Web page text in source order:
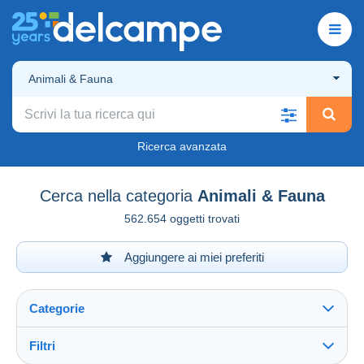
Animali & Fauna
Ricerca avanzata
Cerca nella categoria Animali & Fauna
562.654 oggetti trovati
Aggiungere ai miei preferiti
Categorie
Filtri